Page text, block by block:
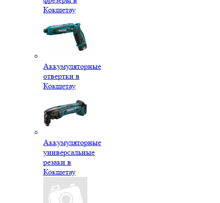
Кокшетау
Аккумуляторные
отвертки в
Кокшетау
Аккумуляторные
универсальные
резаки в
Кокшетау